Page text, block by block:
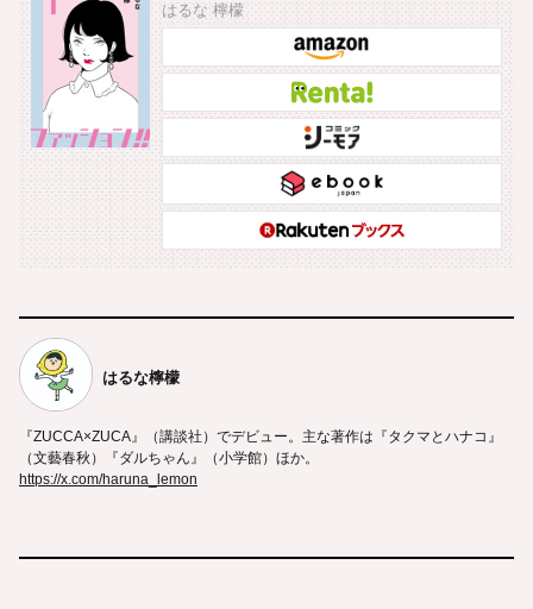
はるな 檸檬
はるな檸檬
『ZUCCA×ZUCA』（講談社）でデビュー。主な著作は『タクマとハナコ』
（文藝春秋）『ダルちゃん』（小学館）ほか。
https://x.com/haruna_lemon